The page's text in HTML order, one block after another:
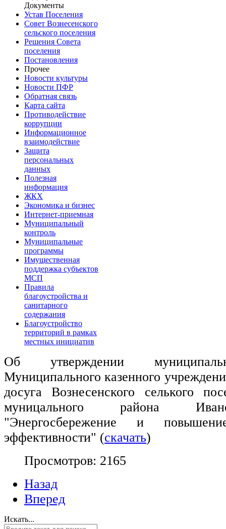
Документы
Устав Поселения
Совет Вознесенского
сельского поселения
Решения Совета
поселения
Постановления
Прочее
Новости культуры
Новости ПФР
Обратная связь
Карта сайта
Противодействие
коррупции
Информационное
взаимодействие
Защита
персональных
данных
Полезная
информация
ЖКХ
Экономика и бизнес
Интернет-приемная
Муниципальный
контроль
Муниципальные
программы
Имущественная
поддержка субъектов
МСП
Правила
благоустройства и
санитарного
содержания
Благоустройство
территорий в рамках
местных инициатив
Об утверждении
Муниципального казенного
досуга Вознесенского селького
муницального района
"Энергосбережение и
эффективности" (скачать)
Просмотров: 2165
Назад
Вперед
Искать...